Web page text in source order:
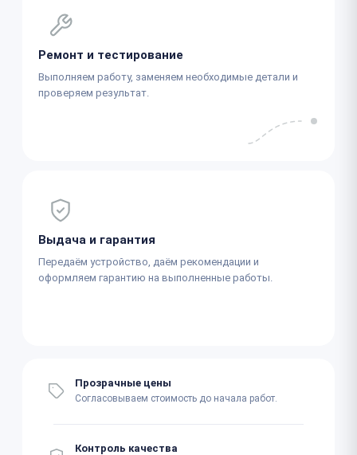
Ремонт и тестирование
Выполняем работу, заменяем необходимые детали и
проверяем результат.
Выдача и гарантия
Передаём устройство, даём рекомендации и
оформляем гарантию на выполненные работы.
Прозрачные цены
Согласовываем стоимость до начала работ.
Контроль качества